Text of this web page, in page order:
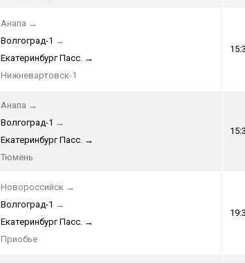
Анапа →
Волгоград-1 →
Екатеринбург Пасс. →
Нижневартовск-1
Анапа →
Волгоград-1 →
Екатеринбург Пасс. →
Тюмень
Новороссийск →
Волгоград-1 →
Екатеринбург Пасс. →
Приобье